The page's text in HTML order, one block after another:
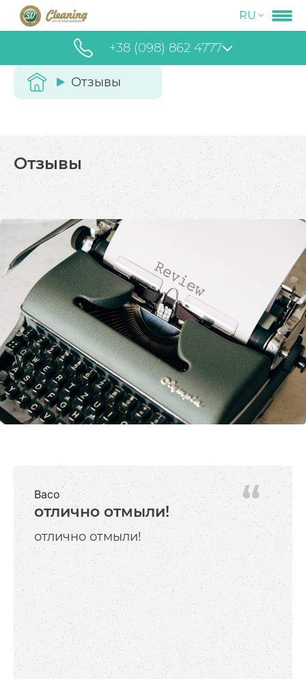
+38 (098) 862 4777
RU
Отзывы
Отзывы
Васо
отлично отмыли!
отлично отмыли!